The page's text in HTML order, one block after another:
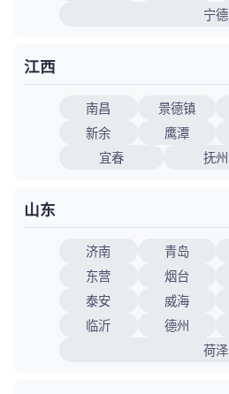
宁德
江西
南昌 景德镇
新余
鹰潭
宜春
抚州
山东
济南 青岛
东营
烟台
泰安
威海
临沂
德州
荷泽